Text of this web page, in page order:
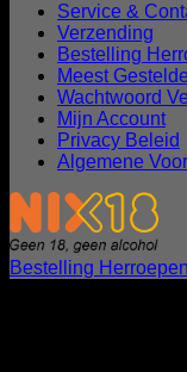
Service &
Verzending
Bestelling
Meest
Wachtwoord
Mijn Account
Privacy Beleid
Algemene
Bestelling Herroepen